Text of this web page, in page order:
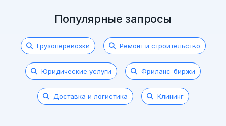
Популярные запросы
Грузоперевозки Ремонт и строительство
Юридические услуги Фриланс-биржи
Доставка и логистика Клининг